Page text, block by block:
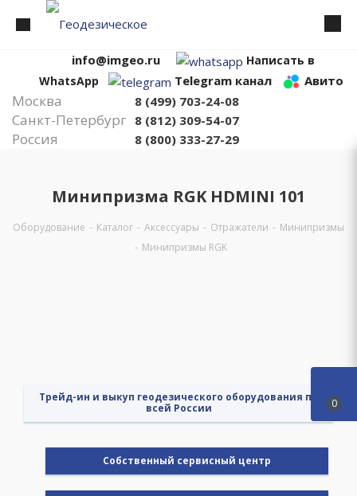
info@imgeo.ru
Написать в
WhatsApp
Telegram канал Авито
Москва 8 (499) 703-24-08
Санкт-Петербург 8 (812) 309-54-07
Россия 8 (800) 333-27-29
Минипризма RGK HDMINI 101
Оборудование - Каталог - Аксессуары - Отражатели - Минипризмы
- Минипризмы RGK
Трейд-ин и выкуп геодезического оборудования по
всей России
Cобственный сервисный центр
0